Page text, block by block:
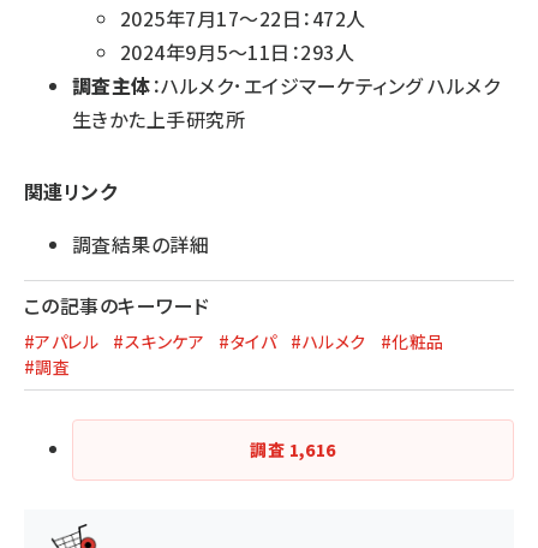
2025年7月17～22日：472人
2024年9月5～11日：293人
調査主体：ハルメク･エイジマーケティング ハルメク
生きかた上手研究所
関連リンク
調査結果の詳細
この記事のキーワード
#アパレル #スキンケア #タイパ #ハルメク
#化粧品
#調査
調査 1,616